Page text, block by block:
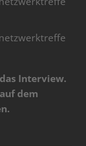
Interview.
dem